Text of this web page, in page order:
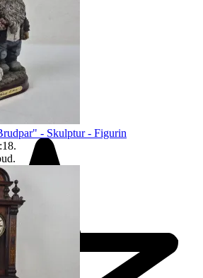
- Skulptur - Figurin
.
.